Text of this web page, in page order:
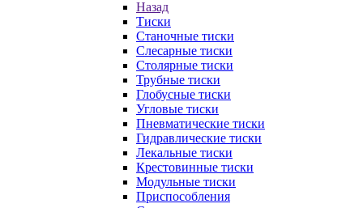
Назад
Тиски
Станочные тиски
Слесарные тиски
Столярные тиски
Трубные тиски
Глобусные тиски
Угловые тиски
Пневматические тиски
Гидравлические тиски
Лекальные тиски
Крестовинные тиски
Модульные тиски
Приспособления